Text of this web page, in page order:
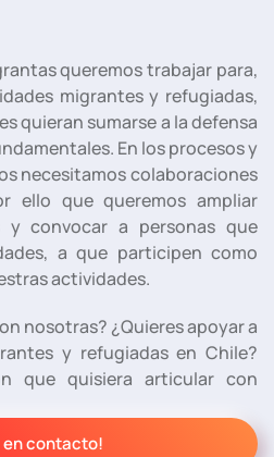
queremos trabajar para,
migrantes y refugiadas,
quieran sumarse a la defensa
En los procesos y
necesitamos colaboraciones
ello que queremos ampliar
y convocar a personas que
a que participen como
actividades.
nosotras? ¿Quieres apoyar a
y refugiadas en Chile?
que quisiera articular con
en contacto!